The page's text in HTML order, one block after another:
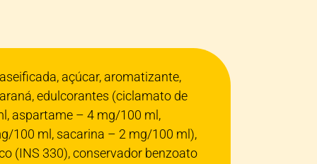
açúcar, aromatizante,
edulcorantes (ciclamato de
aspartame – 4 mg/100 ml,
100 ml, sacarina – 2 mg/100 ml),
(INS 330), conservador benzoato